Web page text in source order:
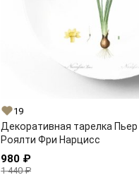
19
Декоративная тарелка
Роялти Фри Нарцисс
980 ₽
1 440 ₽